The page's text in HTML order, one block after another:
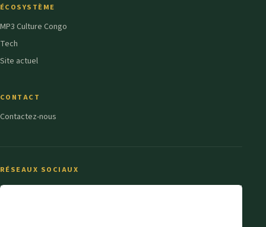
ÉCOSYSTÈME
MP3 Culture Congo
Tech
Site actuel
CONTACT
Contactez-nous
RÉSEAUX SOCIAUX